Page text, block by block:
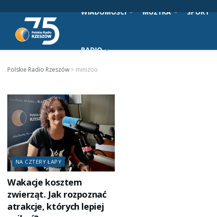
WIADOMOŚCI MUZYKA SPORT
RADIO
Polskie Radio Rzeszów > minizoo
NA CZTERY ŁAPY
Wakacje kosztem
zwierząt. Jak rozpoznać
atrakcje, których lepiej